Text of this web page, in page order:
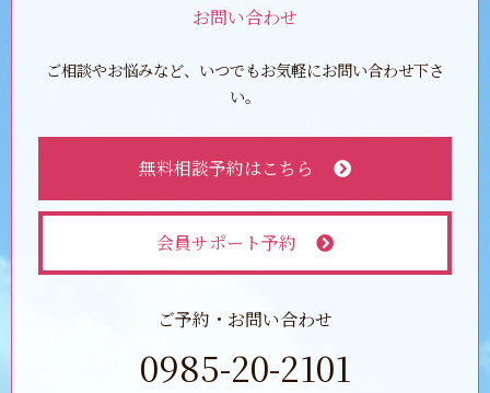
お問い合わせ
ご相談やお悩みなど、いつでもお気軽にお問い合わせ下さ
い。
無料相談予約はこちら
会員サポート予約
ご予約・お問い合わせ
0985-20-2101